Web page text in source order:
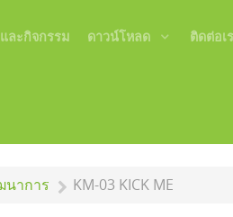
ละกิจกรรม ดาวน์โหลด ติดต่อเ
นาการ KM-03 KICK ME